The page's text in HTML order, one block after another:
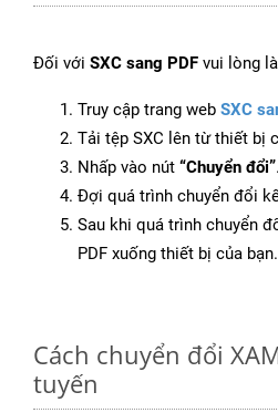
Đối với SXC sang PDF vui lòng
Truy cập trang web SXC
Tải tệp SXC lên từ thiết bị
Nhấp vào nút “Chuyển đổi”.
Đợi quá trình chuyển đổi
Sau khi quá trình chuyển
PDF xuống thiết bị của bạn.
Cách chuyển đổi
tuyến